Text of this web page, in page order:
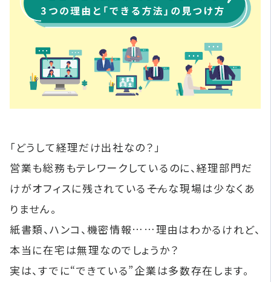
「どうして経理だけ出社なの？」
営業も総務もテレワークしているのに、経理部門だ
けがオフィスに残されている――そんな現場は少なくあ
りません。
紙書類、ハンコ、機密情報……理由はわかるけれど、
本当に在宅は無理なのでしょうか？
実は、すでに“できている”企業は多数存在します。